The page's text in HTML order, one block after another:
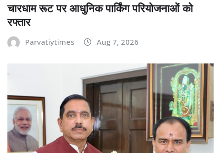
चारधाम रूट पर आधुनिक पार्किंग परियोजनाओं को
रफ्तार
Parvatiytimes Aug 7, 2026